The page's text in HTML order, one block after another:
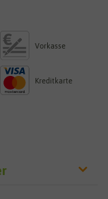
Vorkasse
Kreditkarte